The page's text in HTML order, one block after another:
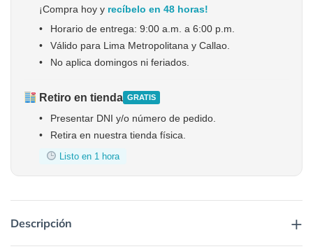
¡Compra hoy y recíbelo en 48 horas!
•
Horario de entrega: 9:00 a.m. a 6:00 p.m.
•
Válido para Lima Metropolitana y Callao.
•
No aplica domingos ni feriados.
Retiro en tienda GRATIS
•
Presentar DNI y/o número de pedido.
•
Retira en nuestra tienda física.
Listo en 1 hora
Descripción +